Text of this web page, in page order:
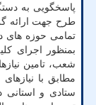
پاسخگویی به
طرح جهت ارائه
تمامی حوزه های
بمنظور اجرای
شعب، تامین
مطابق با
ستادی و